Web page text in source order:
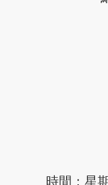
時間：星